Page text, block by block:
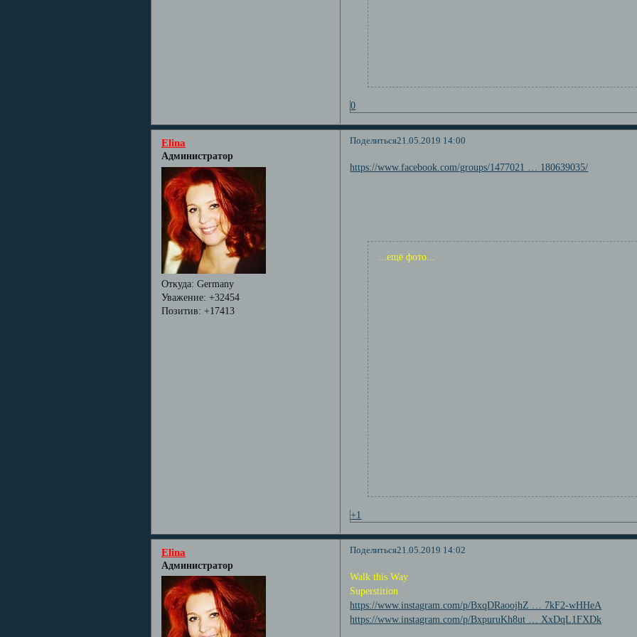
0
Поделиться21.05.2019 14:00
Elina
Администратор
Откуда: Germany
Уважение: +32454
Позитив: +17413
https://www.facebook.com/groups/1477021 … 180639035/
...ещё фото...
+1
Поделиться21.05.2019 14:02
Elina
Администратор
Walk this Way
Superstition
https://www.instagram.com/p/BxqDRaoojhZ … 7kF2-wHHeA
https://www.instagram.com/p/BxpuruKh8ut … XxDqL1FXDk